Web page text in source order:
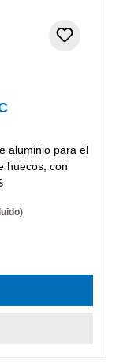
aluminio para el
huecos, con